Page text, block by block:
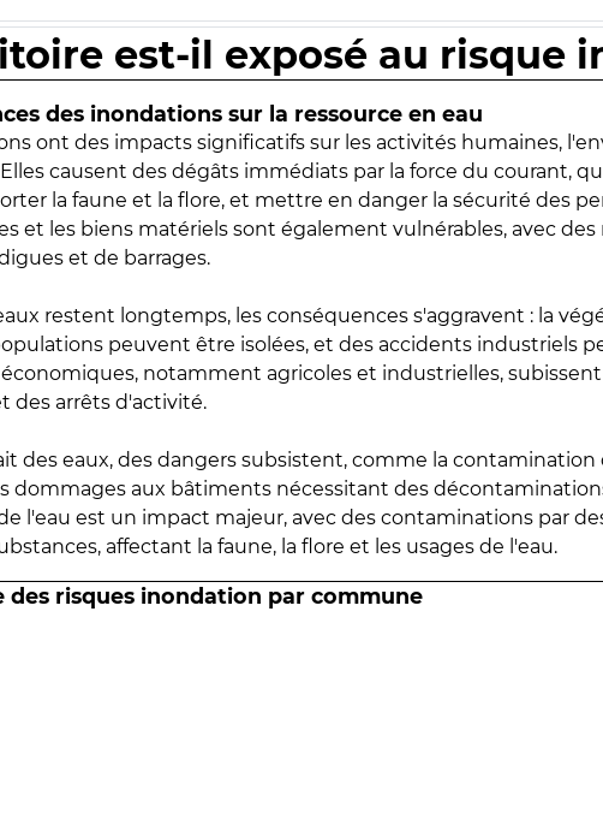
est-il exposé au risque
des inondations sur la ressource en eau
ont des impacts significatifs sur les activités humaines,
causent des dégâts immédiats par la force du courant,
la faune et la flore, et mettre en danger la sécurité des
et les biens matériels sont également vulnérables, avec des
et de barrages.
restent longtemps, les conséquences s'aggravent : la
peuvent être isolées, et des accidents industriels
notamment agricoles et industrielles,
des arrêts d'activité.
des eaux, des dangers subsistent, comme la contamination
dommages aux bâtiments nécessitant des
l'eau est un impact majeur, avec des contaminations par
affectant la faune, la flore et les usages de l'eau.
des risques inondation par commune